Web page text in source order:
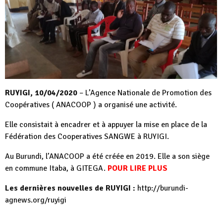
RUYIGI, 10/04/2020 – L’Agence Nationale de Promotion des
Coopératives ( ANACOOP ) a organisé une activité.
Elle consistait à encadrer et à appuyer la mise en place de la
Fédération des Cooperatives SANGWE à RUYIGI.
Au Burundi, l’ANACOOP a été créée en 2019. Elle a son siège
en commune Itaba, à GITEGA. POUR LIRE PLUS
Les dernières nouvelles de RUYIGI : http://burundi-
agnews.org/ruyigi